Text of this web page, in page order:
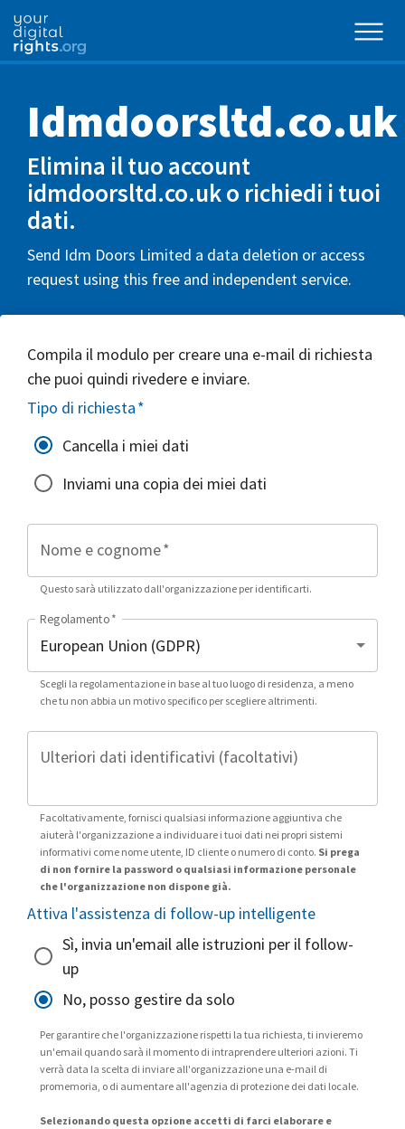
Idmdoorsltd.co.uk
Elimina il tuo account
idmdoorsltd.co.uk o richiedi i tuoi
dati.
Send Idm Doors Limited a data deletion or access
request using this free and independent service.
Compila il modulo per creare una e-mail di richiesta
che puoi quindi rivedere e inviare.
Tipo di richiesta*
Cancella i miei dati
Inviami una copia dei miei dati
Nome e cognome*
Questo sarà utilizzato dall'organizzazione per identificarti.
Regolamento*
Scegli la regolamentazione in base al tuo luogo di residenza, a meno
che tu non abbia un motivo specifico per scegliere altrimenti.
Ulteriori dati identificativi (facoltativi)
Facoltativamente, fornisci qualsiasi informazione aggiuntiva che
aiuterà l'organizzazione a individuare i tuoi dati nei propri sistemi
informativi come nome utente, ID cliente o numero di conto. Si prega
di non fornire la password o qualsiasi informazione personale
che l'organizzazione non dispone già.
Attiva l'assistenza di follow-up intelligente
Sì, invia un'email alle istruzioni per il follow-
up
No, posso gestire da solo
Per garantire che l'organizzazione rispetti la tua richiesta, ti invieremo
un'email quando sarà il momento di intraprendere ulteriori azioni. Ti
verrà data la scelta di inviare all'organizzazione una e-mail di
promemoria, o di aumentare all'agenzia di protezione dei dati locale.
Selezionando questa opzione accetti di farci elaborare e